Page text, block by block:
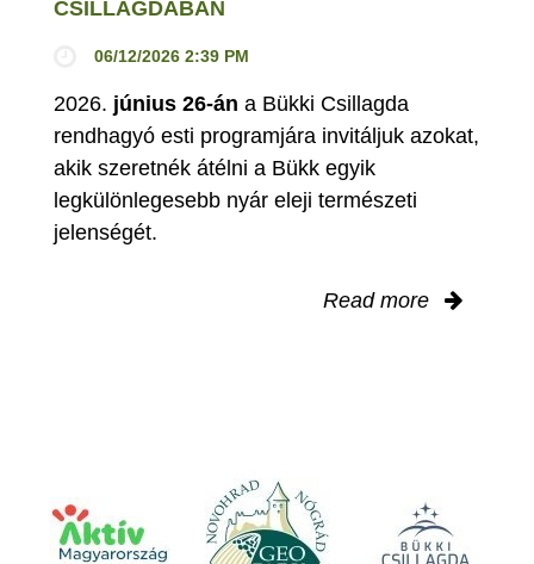
CSILLAGDÁBAN
06/12/2026 2:39 PM
2026. június 26-án a Bükki Csillagda
rendhagyó esti programjára invitáljuk azokat,
akik szeretnék átélni a Bükk egyik
legkülönlegesebb nyár eleji természeti
jelenségét.
Read more